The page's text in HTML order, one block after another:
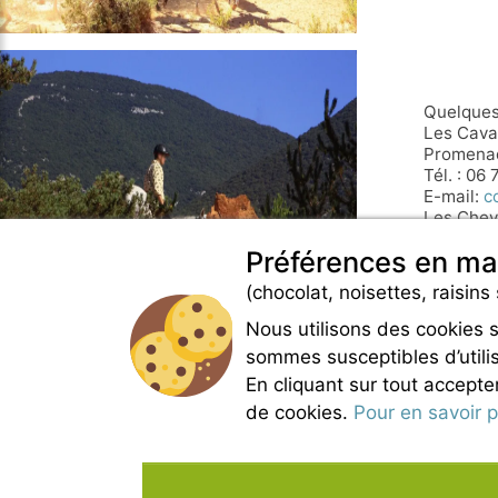
Les
Tél. : 06
E-mail:
Les
Les
Tel. : 06
E-mail :
Préférences en
(chocolat, noisettes, raisins
Nous utilisons des cookies
sommes susceptibles
En cliquant sur tout
de cookies. Pour en savoir